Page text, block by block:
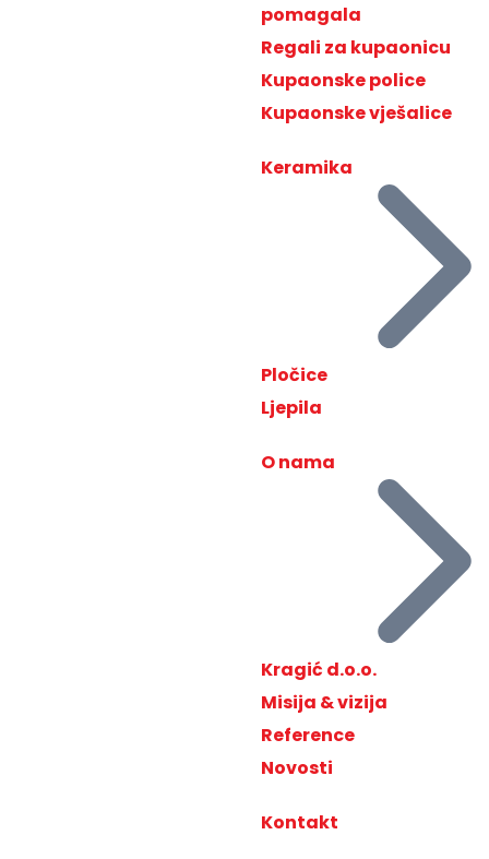
pomagala
Regali za kupaonicu
Kupaonske police
Kupaonske vješalice
Keramika
Pločice
Ljepila
O nama
Kragić d.o.o.
Misija & vizija
Reference
Novosti
Kontakt